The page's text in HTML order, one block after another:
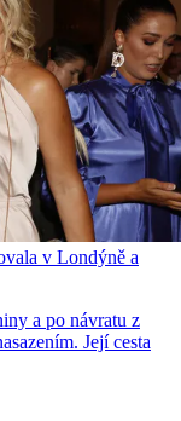
v Londýně a
a po návratu z
Její cesta